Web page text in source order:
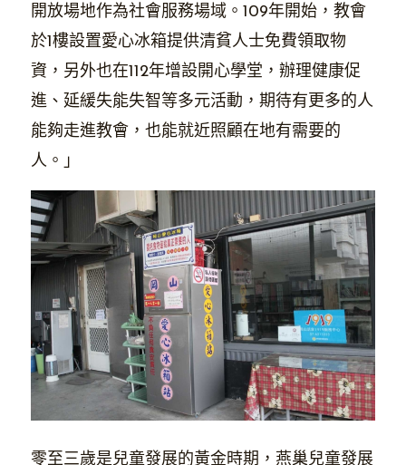
開放場地作為社會服務場域。109年開始，教會
於1樓設置愛心冰箱提供清貧人士免費領取物
資，另外也在112年增設開心學堂，辦理健康促
進、延緩失能失智等多元活動，期待有更多的人
能夠走進教會，也能就近照顧在地有需要的
人。」
零至三歲是兒童發展的黃金時期，燕巢兒童發展